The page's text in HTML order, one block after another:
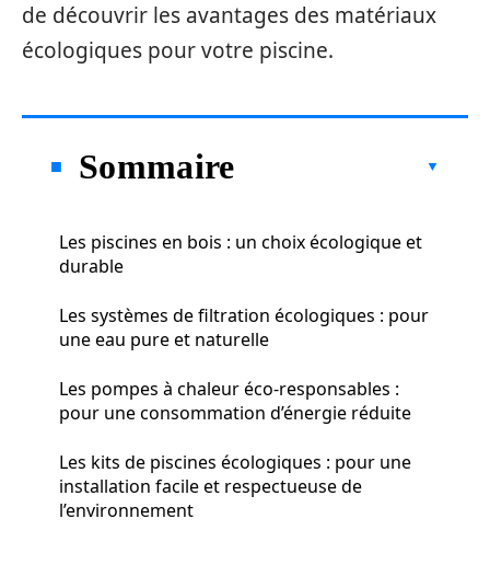
de découvrir les avantages des matériaux
écologiques pour votre piscine.
Sommaire
Les piscines en bois : un choix écologique et
durable
Les systèmes de filtration écologiques : pour
une eau pure et naturelle
Les pompes à chaleur éco-responsables :
pour une consommation d’énergie réduite
Les kits de piscines écologiques : pour une
installation facile et respectueuse de
l’environnement